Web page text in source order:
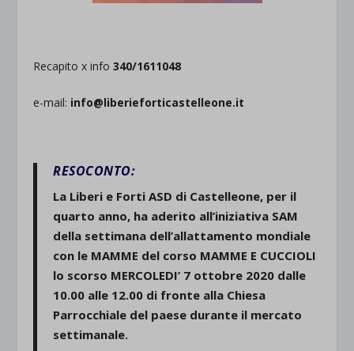
Recapito x info340/1611048
e-mail: info@liberieforticastelleone.it
RESOCONTO:
La Liberi e Forti ASD di Castelleone, per il
quarto anno, ha aderito all’iniziativa SAM
della settimana dell’allattamento mondiale
con le MAMME del corso MAMME E CUCCIOLI
lo scorso MERCOLEDI’ 7 ottobre 2020 dalle
10.00 alle 12.00 di fronte alla Chiesa
Parrocchiale del paese durante il mercato
settimanale.